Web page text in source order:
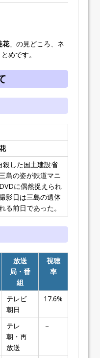
花」の見どころ、ネ
めです。
殺した国土建設省
島の姿が鉄道マニ
に偶然捉えられ
影日は三島の遺体
る前日であった。
放送
局・番
組
視聴
率
テレビ
朝日
17.6%
テレ
朝・再
放送
－